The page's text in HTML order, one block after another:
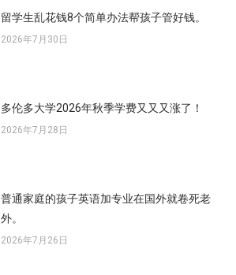
留学生乱花钱8个简单办法帮孩子管好钱。
2026年7月30日
多伦多大学2026年秋季学费又又又涨了！
2026年7月28日
普通家庭的孩子英语加专业在国外就卷死老
外。
2026年7月26日